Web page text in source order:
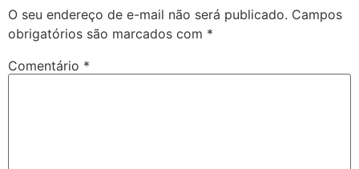
O seu endereço de e-mail não será publicado. Campos
obrigatórios são marcados com *
Comentário *